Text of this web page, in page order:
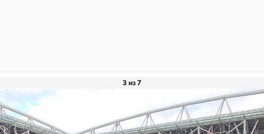
3 из 7